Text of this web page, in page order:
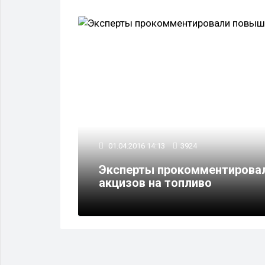
01.04.2016 14:13 3924
Эксперты
акцизов на топливо